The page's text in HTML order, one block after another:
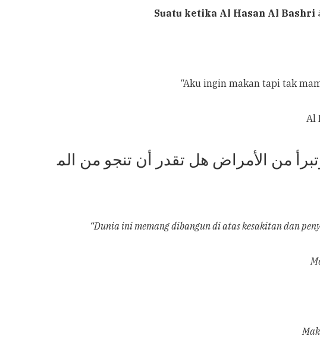
Suatu ketika Al Hasan Al Bashri
“Aku ingin makan tapi tak
من الأمراض هل تقدر أن تنجو من الم
“Dunia ini memang dibangun di atas kesakitan dan